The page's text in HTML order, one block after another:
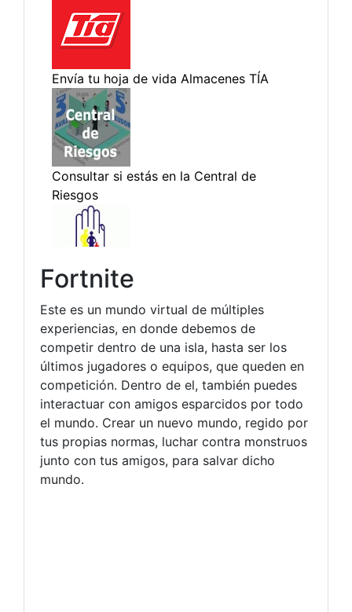
Fortnite
Este es un mundo virtual de múltiples
experiencias, en donde debemos de
competir dentro de una isla, hasta ser los
últimos jugadores o equipos, que queden en
competición. Dentro de el, también puedes
interactuar con amigos esparcidos por todo
el mundo. Crear un nuevo mundo, regido por
tus propias normas, luchar contra monstruos
junto con tus amigos, para salvar dicho
mundo.